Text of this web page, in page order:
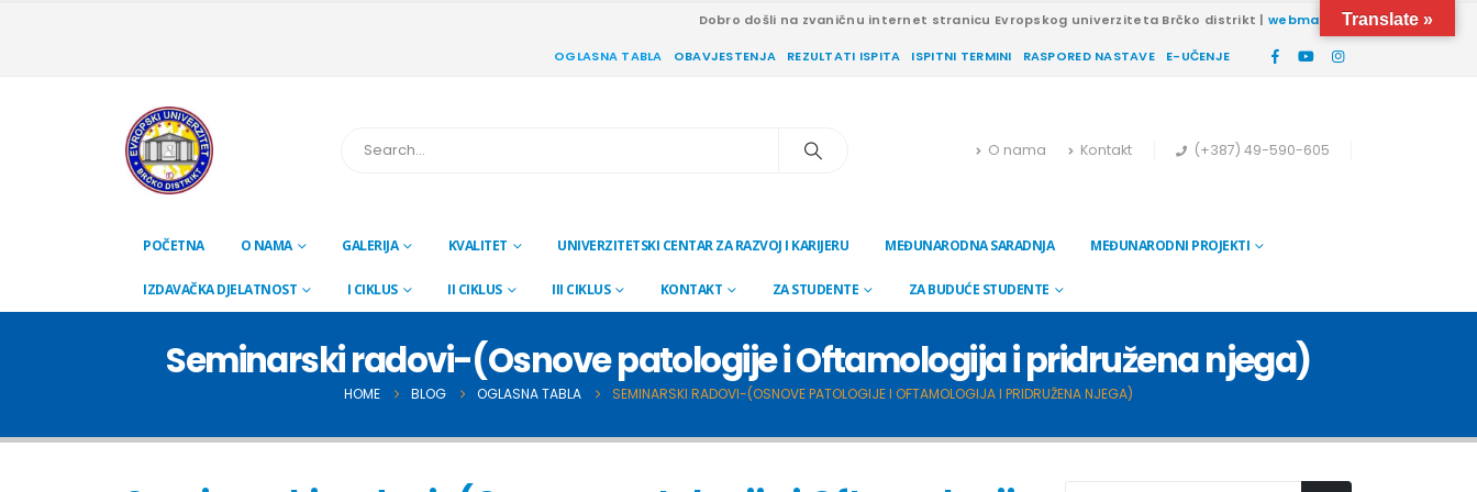
Dobro došli na zvaničnu internet stranicu Evropskog univerziteta Brčko distrikt |webmail
OGLASNA TABLA OBAVJESTENJA REZULTATI ISPITA ISPITNI TERMINI RASPORED NASTAVE E-UČENJE
O nama Kontakt (+387) 49-590-605
POČETNA O NAMA GALERIJA KVALITET UNIVERZITETSKI CENTAR ZA RAZVOJ I KARIJERU MEĐUNARODNA SARADNJA MEĐUNARODNI PROJEKTI
IZDAVAČKA DJELATNOST I CIKLUS II CIKLUS III CIKLUS KONTAKT ZA STUDENTE ZA BUDUĆE STUDENTE
Seminarski radovi-(Osnove patologije i Oftamologija i pridružena njega)
HOME BLOG OGLASNA TABLA SEMINARSKI RADOVI-(OSNOVE PATOLOGIJE I OFTAMOLOGIJA I PRIDRUŽENA NJEGA)
Translate »